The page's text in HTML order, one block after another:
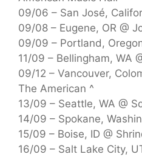
09/06 – San José,
09/08 – Eugene, OR @
09/09 – Portland,
11/09 – Bellingham, WA
09/12 – Vancouver,
The American ^
13/09 – Seattle, WA @
14/09 – Spokane,
15/09 – Boise, ID @
16/09 – Salt Lake City,